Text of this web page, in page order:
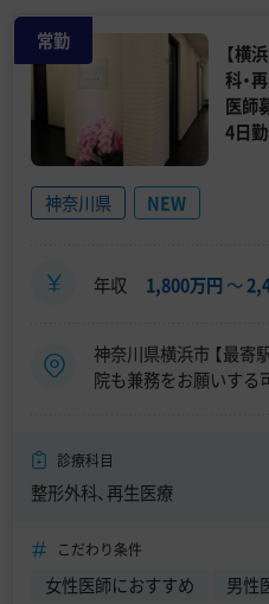
常勤
【横
科・
医師
4日
神奈川県 NEW
年収 1,800万円 〜
神奈川県横浜市 【最寄
院も兼務をお願いする
診療科目
整形外科、再生医療
こだわり条件
女性医師におすすめ
男性